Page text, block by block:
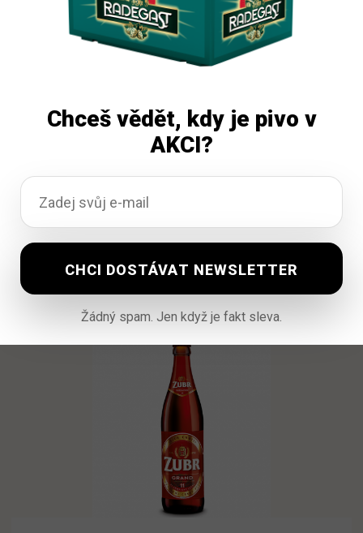
Černá Hora 12 Ležák 50 L
2 210,62Kčvč. DPH
Čtěte více
Chceš vědět, kdy je pivo v
AKCI?
Žádný spam. Jen když je fakt sleva.